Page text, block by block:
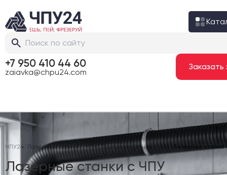
+7 950 410 44 60
zaiavka@chpu24.com
ЧПУ24 Лазерные станки с ЧПУ/Лазерные станки с ЧПУ Лазерные станки
Лазерные станки с ЧПУ